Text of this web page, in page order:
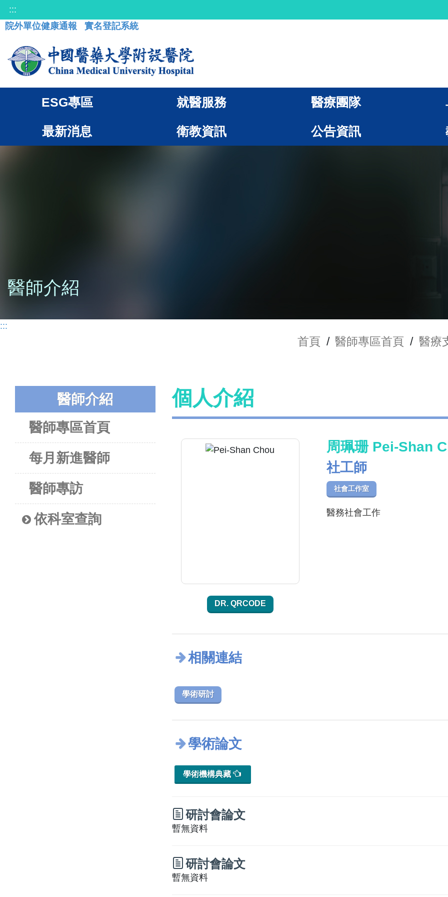
:::
院外單位健康通報
實名登記系統
ESG專區 就醫服務 醫療團隊
最新消息 衛教資訊 公告資訊
醫師介紹
:::
首頁 / 醫師專區首頁 / 醫療
醫師介紹
醫師專區首頁
每月新進醫師
醫師專訪
依科室查詢
個人介紹
DR. QRCODE
周珮珊 Pei-Shan
社工師
社會工作室
醫務社會工作
相關連結
學術研討
學術論文
學術機構典藏
研討會論文
暫無資料
研討會論文
暫無資料